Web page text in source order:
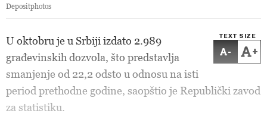
Depositphotos
TEXT SIZE
- +
U oktobru je u Srbiji izdato 2.989
građevinskih dozvola, što predstavlja
smanjenje od 22,2 odsto u odnosu na isti
period prethodne godine, saopštio je Republički zavod
za statistiku.